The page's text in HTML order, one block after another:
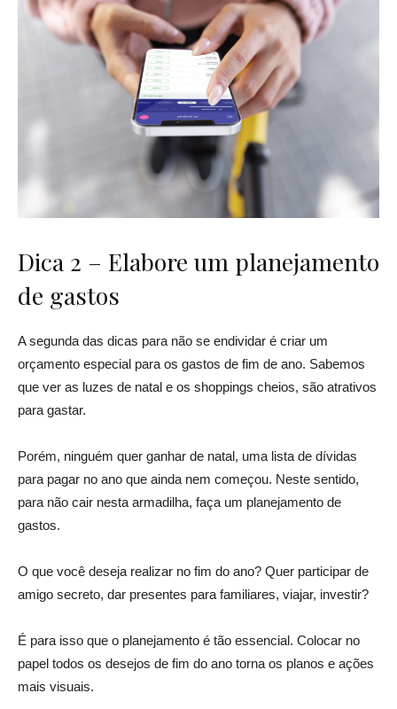
Dica 2 – Elabore um planejamento
de gastos
A segunda das dicas para não se endividar é criar um
orçamento especial para os gastos de fim de ano. Sabemos
que ver as luzes de natal e os shoppings cheios, são atrativos
para gastar.
Porém, ninguém quer ganhar de natal, uma lista de dívidas
para pagar no ano que ainda nem começou. Neste sentido,
para não cair nesta armadilha, faça um planejamento de
gastos.
O que você deseja realizar no fim do ano? Quer participar de
amigo secreto, dar presentes para familiares, viajar, investir?
É para isso que o planejamento é tão essencial. Colocar no
papel todos os desejos de fim do ano torna os planos e ações
mais visuais.